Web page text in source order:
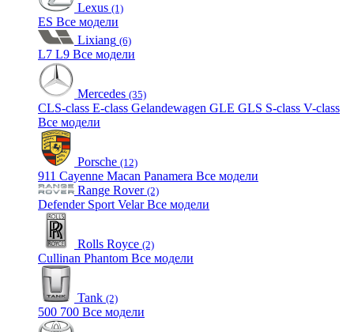
Lexus (1)
ES Все модели
Lixiang (6)
L7 L9 Все модели
Mercedes (35)
CLS-class E-class Gelandewagen GLE GLS S-class V-class
Все модели
Porsche (12)
911 Cayenne Macan Panamera Все модели
Range Rover (2)
Defender Sport VelarВсе модели
Rolls Royce (2)
Cullinan Phantom Все модели
Tank (2)
500 700 Все модели